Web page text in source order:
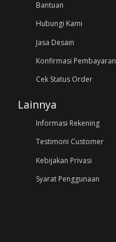
Bantuan
Hubungi Kami
Jasa Desain
Konfirmasi Pembayaran
Cek Status Order
Lainnya
Informasi Rekening
Testimoni Customer
Kebijakan Privasi
Syarat Penggunaan